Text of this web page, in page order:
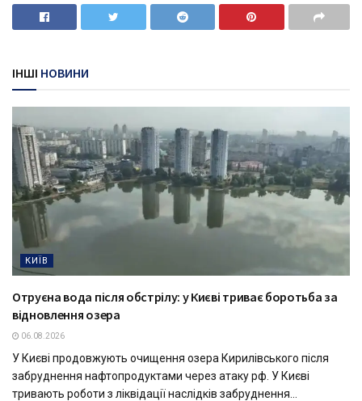
ІНШІ НОВИНИ
КИЇВ
Отруєна вода після обстрілу: у Києві триває боротьба за
відновлення озера
06.08.2026
У Києві продовжують очищення озера Кирилівського після
забруднення нафтопродуктами через атаку рф. У Києві
тривають роботи з ліквідації наслідків забруднення...